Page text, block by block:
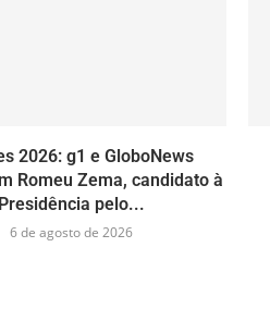
2026: g1 e GloboNews
Romeu Zema, candidato à
Presidência pelo...
6 de agosto de 2026